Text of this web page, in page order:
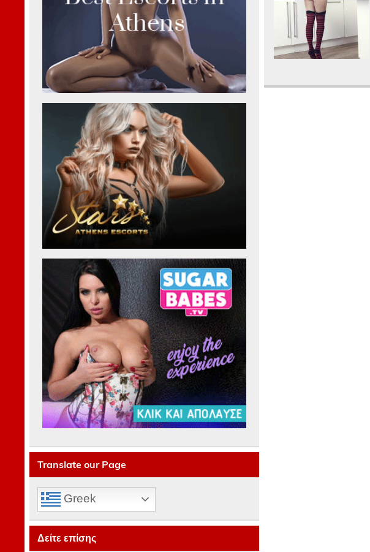
Translate our Page
Greek
Δείτε επίσης